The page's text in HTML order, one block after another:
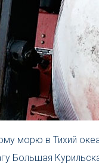
морю в Тихий
Большая